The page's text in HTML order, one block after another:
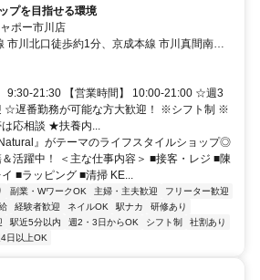
プを目指せる環境
ポー市川店
市川北口徒歩約1分、京成本線 市川真間南口
府台徒歩約15分
9:30-21:30 【営業時間】 10:00-21:00 ☆週3
☆遅番勤務が可能な方大歓迎！ ※シフト制 ※
応相談 ★扶養内...
』がテーマのライフスタイルショップ◎
活躍中！ ＜主な仕事内容＞ ■接客・レジ ■陳
■ラッピング ■清掃 KE...
副業・WワークOK 主婦・主夫歓迎
フリーター歓迎
経験者歓迎 ネイルOK 駅ナカ
研修あり
駅近5分以内 週2・3日からOK シフト制
社割あり
日以上OK